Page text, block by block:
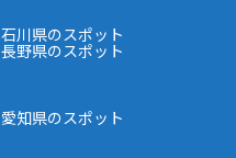
石川県のスポット
長野県のスポット
愛知県のスポット